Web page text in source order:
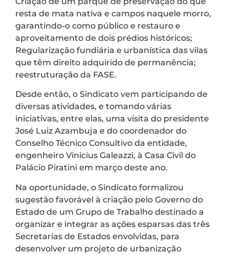
resta de mata nativa e campos naquele morro,
garantindo-o como público e restauro e
aproveitamento de dois prédios históricos;
Regularização fundiária e urbanística das vilas
que têm direito adquirido de permanência;
reestruturação da FASE.
Desde então, o Sindicato vem participando de
diversas atividades, e tomando várias
iniciativas, entre elas, uma visita do presidente
José Luiz Azambuja e do coordenador do
Conselho Técnico Consultivo da entidade,
engenheiro Vinicius Galeazzi, à Casa Civil do
Palácio Piratini em março deste ano.
Na oportunidade, o Sindicato formalizou
sugestão favorável à criação pelo Governo do
Estado de um Grupo de Trabalho destinado a
organizar e integrar as ações esparsas das três
Secretarias de Estados envolvidas, para
desenvolver um projeto de urbanização